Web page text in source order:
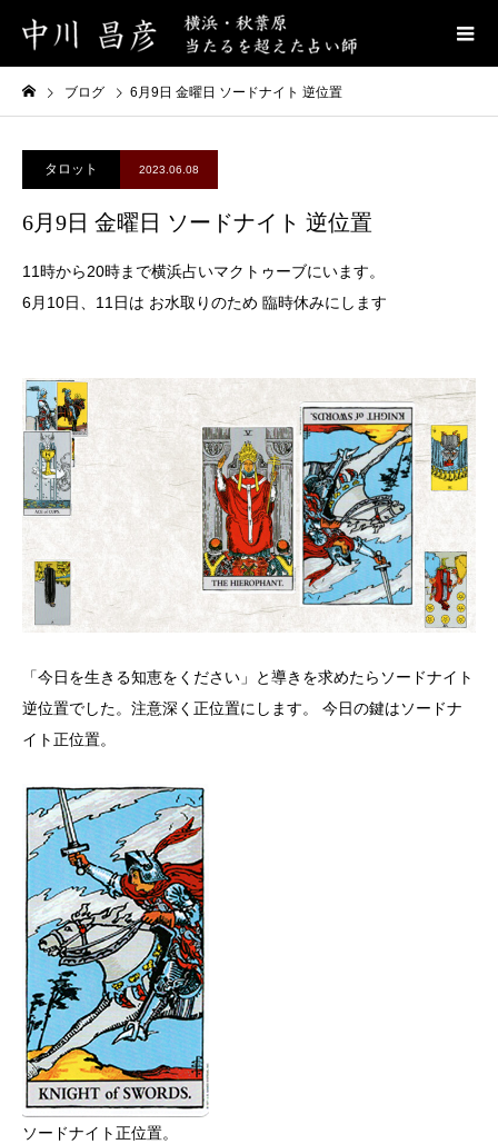
ブログ 6月9日 金曜日 ソードナイト 逆位置
タロット 2023.06.08
6月9日 金曜日 ソードナイト 逆位置
11時から20時まで横浜占いマクトゥーブにいます。
6月10日、11日は お水取りのため 臨時休みにします
「今日を生きる知恵をください」と導きを求めたらソードナイト
逆位置でした。注意深く正位置にします。 今日の鍵はソードナ
イト正位置。
ソードナイト正位置。